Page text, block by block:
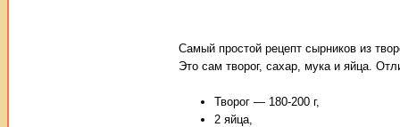
Самый простой рецепт сырников из
Это сам творог, сахар, мука и яйца.
Творог — 180-200 г,
2 яйца,